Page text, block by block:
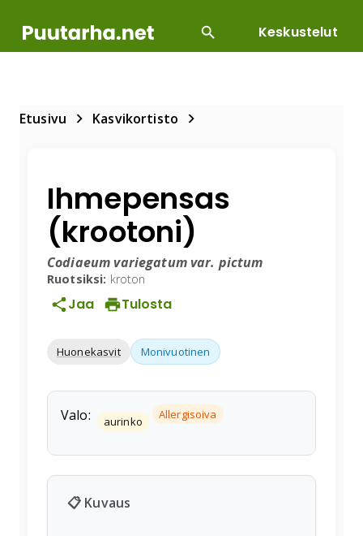
Keskustelut
Etusivu Kasvikortisto
Ihmepensas
(krootoni)
Codiaeum variegatum var. pictum
Ruotsiksi: kroton
Jaa Tulosta
Huonekasvit Monivuotinen
Valo: aurinko Allergisoiva
📋 Kuvaus